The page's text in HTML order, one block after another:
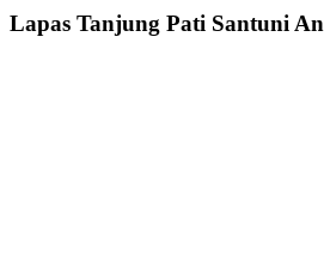
Lapas Tanjung Pati Santuni